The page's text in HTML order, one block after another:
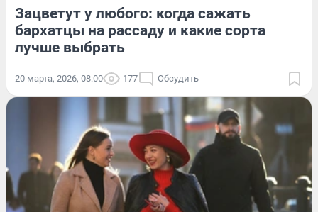
Зацветут у любого: когда сажать
бархатцы на рассаду и какие сорта
лучше выбрать
20 марта, 2026, 08:00 177 Обсудить